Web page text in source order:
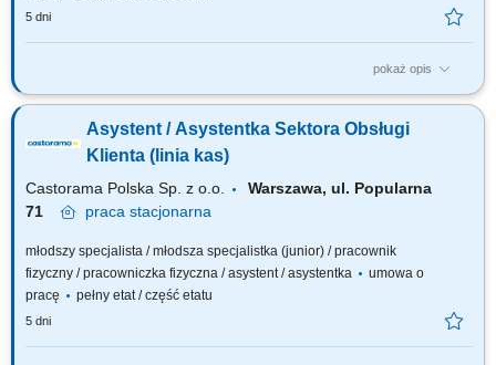
5 dni
pokaż opis
Twój zakres obowiązków obsługa klientów zgodnie z obowiązującymi
(obsługa kasy fiskalnej), zwrotów z uwzględnieniem różnych form
finansowania; obsługa reklamacji i zapewnienie prawidłowego obiegu
Asystent / Asystentka Sektora Obsługi
Klienta (linia kas)
Castorama Polska Sp. z o.o.
Warszawa, ul. Popularna
71
praca stacjonarna
młodszy specjalista / młodsza specjalistka (junior) / pracownik
fizyczny / pracowniczka fizyczna / asystent / asystentka
umowa o
pracę
pełny etat / część etatu
5 dni